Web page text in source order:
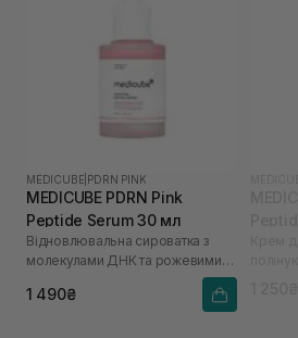
MEDICUBE PDRN PINK
MEDICUBE PDRN Pink
Peptide Serum 30 мл
Відновлювальна сироватка з
молекулами ДНК та рожевими
1 490₴